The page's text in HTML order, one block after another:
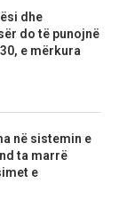
dhe
do të punojnë
e mërkura
në sistemin e
ta marrë
e